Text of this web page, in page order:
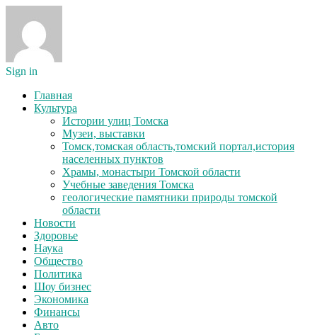
Sign in
Главная
Культура
Истории улиц Томска
Музеи, выставки
Томск,томская область,томский портал,история
населенных пунктов
Храмы, монастыри Томской области
Учебные заведения Томска
геологические памятники природы томской
области
Новости
Здоровье
Наука
Общество
Политика
Шоу бизнес
Экономика
Финансы
Авто